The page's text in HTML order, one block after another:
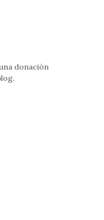
donación